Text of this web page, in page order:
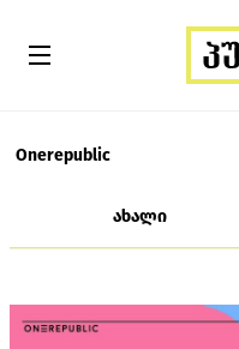
Onerepublic
ახალი